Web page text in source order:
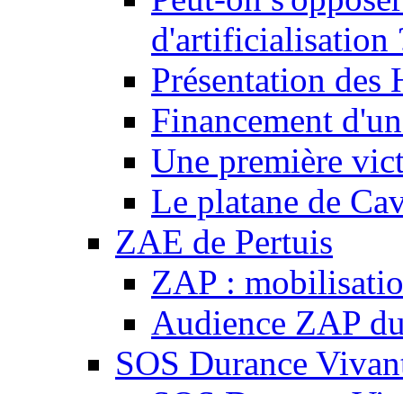
d'artificialisation
Présentation des
Financement
Une première
Le platane de
ZAE de Pertuis
ZAP :
Audience ZAP
SOS Durance